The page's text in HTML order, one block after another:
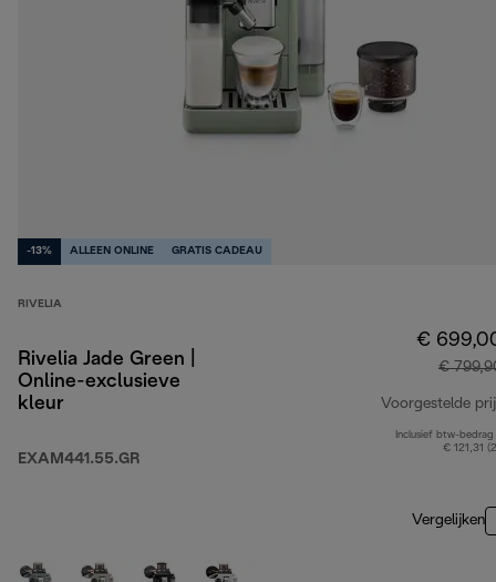
-13% ALLEEN ONLINE GRATIS CADEAU
RIVELIA
Rivelia Jade Green |
Online-exclusieve
kleur
EXAM441.55.GR
€
€
Voorgestelde
Inclusief btw-bedrag
€ 121,31
Vergelijken